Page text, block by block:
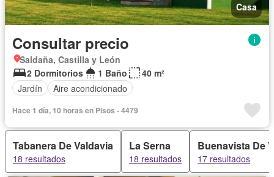
Casa
Consultar precio
Saldaña, Castilla y León
2 Dormitorios
1 Baño
40 m²
Jardín
Aire acondicionado
Hace 1 día, 10 horas en Pisos - 4479
Tabanera De Valdavia
18 resultados
La Serna
18 resultados
Buenavista De
17 resultados